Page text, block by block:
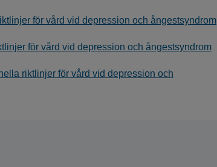
för vård vid depression och ångestsyndrom
för vård vid depression och ångestsyndrom
riktlinjer för vård vid depression och